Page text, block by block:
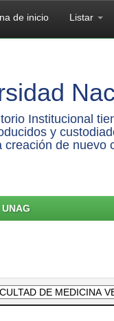
de inicio Listar
Institucional
y
creación de nuevo